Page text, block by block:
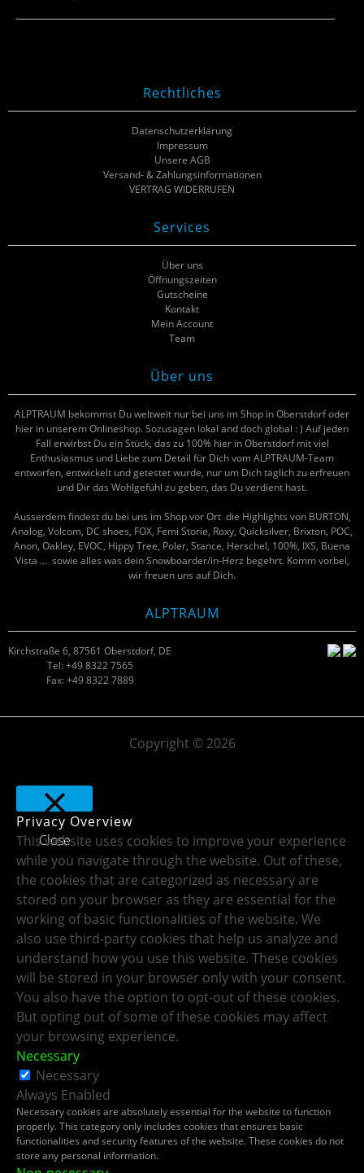
Rechtliches
Datenschutzerklärung
Impressum
Unsere AGB
Versand- & Zahlungsinformationen
VERTRAG WIDERRUFEN
Services
Über uns
Öffnungszeiten
Gutscheine
Kontakt
Mein Account
Team
Über uns
ALPTRAUM bekommst Du weltweit nur bei uns im Shop in Oberstdorf oder
hier in unserem Onlineshop. Sozusagen lokal and doch global : ) Auf jeden
Fall erwirbst Du ein Stück, das zu 100% hier in Oberstdorf mit viel
Enthusiasmus und Liebe zum Detail für Dich vom ALPTRAUM-Team
entworfen, entwickelt und getestet wurde, nur um Dich täglich zu erfreuen
und Dir das Wohlgefühl zu geben, das Du verdient hast.
Ausserdem findest du bei uns im Shop vor Ort die Highlights von BURTON,
Analog, Volcom, DC shoes, FOX, Femi Storie, Roxy, Quicksilver, Brixton, POC,
Anon, Oakley, EVOC, Hippy Tree, Poler, Stance, Herschel, 100%, IXS, Buena
Vista … sowie alles was dein Snowboarder/in-Herz begehrt. Komm vorbei,
wir freuen uns auf Dich.
ALPTRAUM
Kirchstraße 6, 87561 Oberstdorf, DE
Tel: +49 8322 7565
Fax: +49 8322 7889
Copyright © 2026
Close
Privacy Overview
This website uses cookies to improve your experience
while you navigate through the website. Out of these,
the cookies that are categorized as necessary are
stored on your browser as they are essential for the
working of basic functionalities of the website. We
also use third-party cookies that help us analyze and
understand how you use this website. These cookies
will be stored in your browser only with your consent.
You also have the option to opt-out of these cookies.
But opting out of some of these cookies may affect
your browsing experience.
Necessary
Necessary
Always Enabled
Necessary cookies are absolutely essential for the website to function
properly. This category only includes cookies that ensures basic
functionalities and security features of the website. These cookies do not
store any personal information.